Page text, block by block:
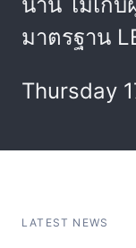
มาตรฐาน
Thursday
LATEST NEWS